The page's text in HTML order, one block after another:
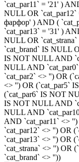
`cat_par11` = '21' )
NULL OR
фарфор' ) AND (
`cat_par13` = '31' )
NULL OR
`cat_brand` IS NULL
IS NOT NULL AND
NULL AND
`cat_par2` <> '') OR
<> '') OR (`cat_par5`
(`cat_par6` IS NOT
IS NOT NULL AND
NULL AND
AND `cat_par11` <>
`cat_par12` <> '') OR
`cat_par13` <> '') OR
`cat_strana` <> '') OR
`cat_brand` <> ''))